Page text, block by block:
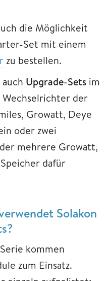
die Möglichkeit
Set mit einem
zu bestellen.
Upgrade-Sets im
der
Growatt, Deye
oder zwei
mehrere Growatt,
dafür
Solakon
kommen
zum Einsatz.